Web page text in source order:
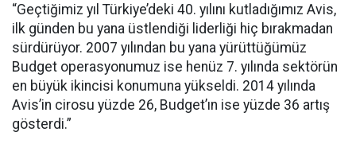
“Geçtiğimiz yıl Türkiye’deki 40. yılını kutladığımız Avis,
ilk günden bu yana üstlendiği liderliği hiç bırakmadan
sürdürüyor. 2007 yılından bu yana yürüttüğümüz
Budget operasyonumuz ise henüz 7. yılında sektörün
en büyük ikincisi konumuna yükseldi. 2014 yılında
Avis’in cirosu yüzde 26, Budget’ın ise yüzde 36 artış
gösterdi.”